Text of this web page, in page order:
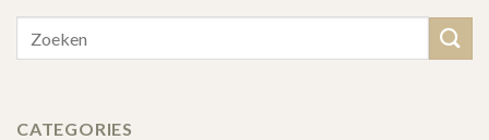
CATEGORIES